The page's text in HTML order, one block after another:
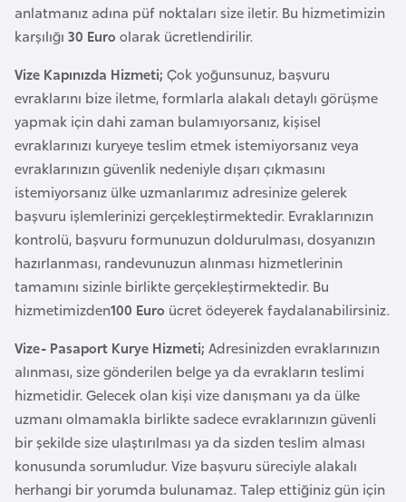
anlatmanız adına püf noktaları size iletir. Bu hizmetimizin
karşılığı 30 Euro olarak ücretlendirilir.
Vize Kapınızda Hizmeti; Çok yoğunsunuz, başvuru
evraklarını bize iletme, formlarla alakalı detaylı görüşme
yapmak için dahi zaman bulamıyorsanız, kişisel
evraklarınızı kuryeye teslim etmek istemiyorsanız veya
evraklarınızın güvenlik nedeniyle dışarı çıkmasını
istemiyorsanız ülke uzmanlarımız adresinize gelerek
başvuru işlemlerinizi gerçekleştirmektedir. Evraklarınızın
kontrolü, başvuru formunuzun doldurulması, dosyanızın
hazırlanması, randevunuzun alınması hizmetlerinin
tamamını sizinle birlikte gerçekleştirmektedir. Bu
hizmetimizden100 Euro ücret ödeyerek faydalanabilirsiniz.
Vize- Pasaport Kurye Hizmeti; Adresinizden evraklarınızın
alınması, size gönderilen belge ya da evrakların teslimi
hizmetidir. Gelecek olan kişi vize danışmanı ya da ülke
uzmanı olmamakla birlikte sadece evraklarınızın güvenli
bir şekilde size ulaştırılması ya da sizden teslim alması
konusunda sorumludur. Vize başvuru süreciyle alakalı
herhangi bir yorumda bulunamaz. Talep ettiğiniz gün için
y
o
p
y
a
F
i
l
d
i